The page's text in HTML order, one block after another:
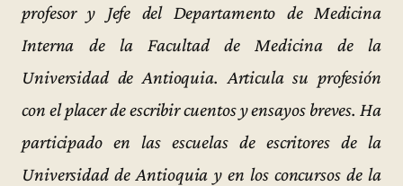
profesor y Jefe del Departamento de Medicina
Interna de la Facultad de Medicina de la
Universidad de Antioquia. Articula su profesión
con el placer de escribir cuentos y ensayos breves. Ha
participado en las escuelas de escritores de la
Universidad de Antioquia y en los concursos de la